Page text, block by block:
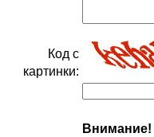
Код с
картинки:
Внимание!